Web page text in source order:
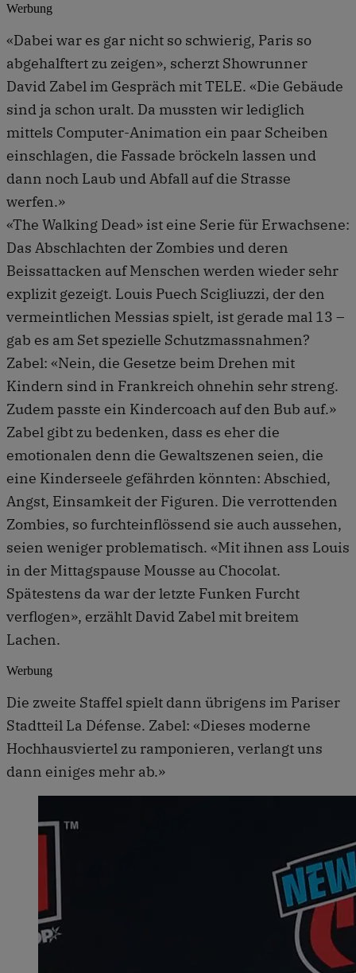
Werbung
«Dabei war es gar nicht so schwierig, Paris so
abgehalftert zu zeigen», scherzt Showrunner
David Zabel im Gespräch mit TELE. «Die Gebäude
sind ja schon uralt. Da mussten wir lediglich
mittels Computer-Animation ein paar Scheiben
einschlagen, die Fassade bröckeln lassen und
dann noch Laub und Abfall auf die Strasse
werfen.»
«The Walking Dead» ist eine Serie für Erwachsene:
Das Abschlachten der Zombies und deren
Beissattacken auf Menschen werden wieder sehr
explizit gezeigt. Louis Puech Scigliuzzi, der den
vermeintlichen Messias spielt, ist gerade mal 13 –
gab es am Set spezielle Schutzmassnahmen?
Zabel: «Nein, die Gesetze beim Drehen mit
Kindern sind in Frankreich ohnehin sehr streng.
Zudem passte ein Kindercoach auf den Bub auf.»
Zabel gibt zu bedenken, dass es eher die
emotionalen denn die Gewaltszenen seien, die
eine Kinderseele gefährden könnten: Abschied,
Angst, Einsamkeit der Figuren. Die verrottenden
Zombies, so furchteinflössend sie auch aussehen,
seien weniger problematisch. «Mit ihnen ass Louis
in der Mittagspause Mousse au Chocolat.
Spätestens da war der letzte Funken Furcht
verflogen», erzählt David Zabel mit breitem
Lachen.
Werbung
Die zweite Staffel spielt dann übrigens im Pariser
Stadtteil La Défense. Zabel: «Dieses moderne
Hochhausviertel zu ramponieren, verlangt uns
dann einiges mehr ab.»